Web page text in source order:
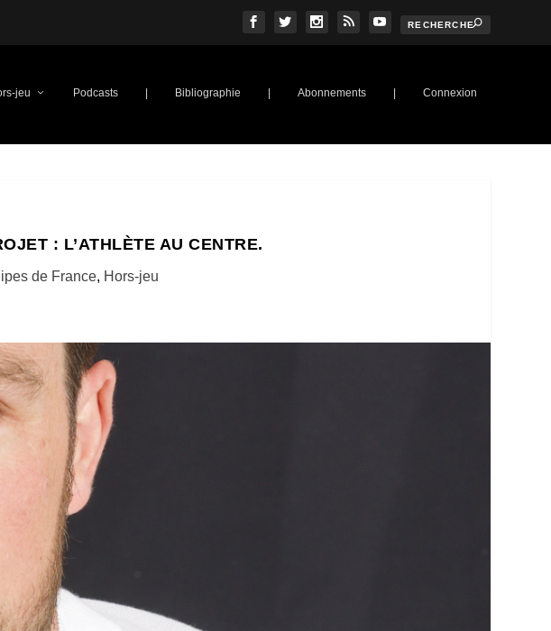
jeu Podcasts Bibliographie Abonnements Connexion
: L’ATHLÈTE AU CENTRE.
de France, Hors-jeu